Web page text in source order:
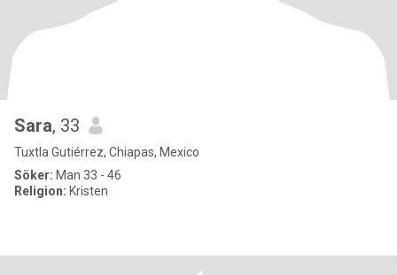
Sara, 33
Tuxtla Gutiérrez, Chiapas, Mexico
Söker: Man 33 - 46
Religion: Kristen